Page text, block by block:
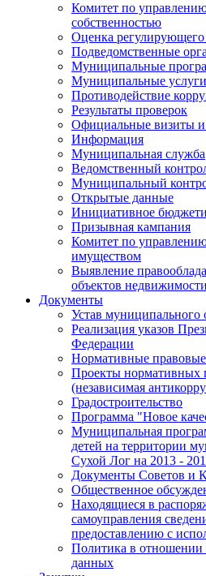
Комитет по
собственностью
Оценка регулирующего
Подведомственные
Муниципальные
Муниципальные услуги
Противодействие
Результаты проверок
Официальные визиты и
Информация
Муниципальная служба
Ведомственный
Муниципальный
Открытые данные
Инициативное
Призывная кампания
Комитет по
имуществом
Выявление
объектов недвижимости
Документы
Устав муниципального
Реализация указов
Федерации
Нормативные
Проекты нормативных
(независимая
Градостроительство
Программа "Новое
Муниципальная
детей на территории
Сухой Лог на 2013 -
Документы Советов и
Общественное
Находящиеся в
самоуправления
предоставлению с
Политика в отношении
данных